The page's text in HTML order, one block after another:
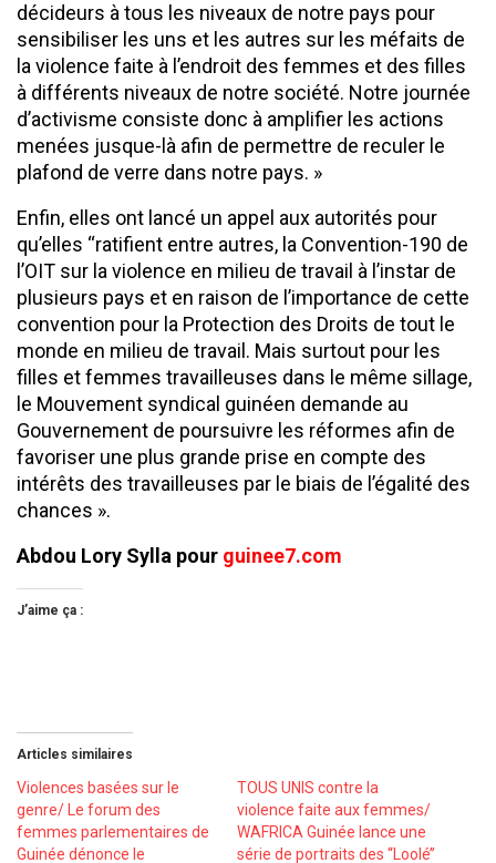
décideurs à tous les niveaux de notre pays pour
sensibiliser les uns et les autres sur les méfaits de
la violence faite à l’endroit des femmes et des filles
à différents niveaux de notre société. Notre journée
d’activisme consiste donc à amplifier les actions
menées jusque-là afin de permettre de reculer le
plafond de verre dans notre pays. »
Enfin, elles ont lancé un appel aux autorités pour
qu’elles ‘‘ratifient entre autres, la Convention-190 de
l’OIT sur la violence en milieu de travail à l’instar de
plusieurs pays et en raison de l’importance de cette
convention pour la Protection des Droits de tout le
monde en milieu de travail. Mais surtout pour les
filles et femmes travailleuses dans le même sillage,
le Mouvement syndical guinéen demande au
Gouvernement de poursuivre les réformes afin de
favoriser une plus grande prise en compte des
intérêts des travailleuses par le biais de l’égalité des
chances ».
Abdou Lory Sylla pour guinee7.com
J’aime ça :
Articles similaires
Violences basées sur le
genre/ Le forum des
femmes parlementaires de
Guinée dénonce le
TOUS UNIS contre la
violence faite aux femmes/
WAFRICA Guinée lance une
série de portraits des ‘‘Loolé’’